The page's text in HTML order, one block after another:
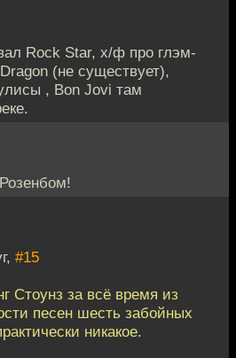
Rock Star, х/ф про глэм-
(не существует),
, Bon Jovi там
#15
Стоунз за всё время из
песен шесть забойных
никакое.